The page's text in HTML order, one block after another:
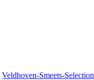
Veldhoven-Smeets-Selection